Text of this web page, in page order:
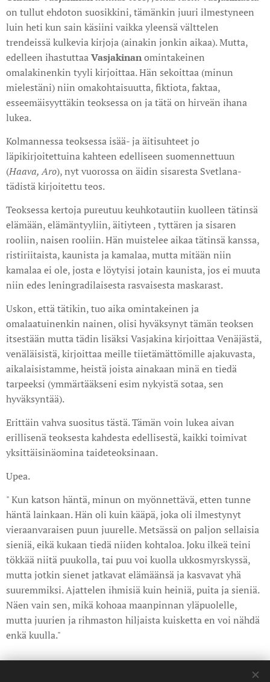
on tullut ehdoton suosikkini, tämänkin juuri ilmestyneen
luin heti kun sain käsiini vaikka yleensä välttelen
trendeissä kulkevia kirjoja (ainakin jonkin aikaa). Mutta,
edelleen ihastuttaaVasjakinanomintakeinen
omalakinenkin tyyli kirjoittaa. Hän sekoittaa (minun
mielestäni) niin omakohtaisuutta, fiktiota, faktaa,
esseemäisyyttäkin teoksessa on ja tätä on hirveän ihana
lukea.
Kolmannessa teoksessa isää- ja äitisuhteet jo
läpikirjoitettuina kahteen edelliseen suomennettuun
(Haava, Aro), nyt vuorossa on äidin sisaresta Svetlana-
tädistä kirjoitettu teos.
Teoksessa kertoja pureutuu keuhkotautiin kuolleen tätinsä
elämään, elämäntyyliin, äitiyteen , tyttären ja sisaren
rooliin, naisen rooliin. Hän muistelee aikaa tätinsä kanssa,
ristiriitaista, kaunista ja kamalaa, mutta mitään niin
kamalaa ei ole, josta e löytyisi jotain kaunista, jos ei muuta
niin edes leningradilaisesta rasvaisesta maskarast.
Uskon, että tätikin, tuo aika omintakeinen ja
omalaatuinenkin nainen, olisi hyväksynyt tämän teoksen
itsestään mutta tädin lisäksi Vasjakina kirjoittaa Venäjästä,
venäläisistä, kirjoittaa meille tiietämättömille ajakuvasta,
aikalaisistamme, heistä joista ainakaan minä en tiedä
tarpeeksi (ymmärtääkseni esim nykyistä sotaa, sen
hyväksyntää).
Erittäin vahva suositus tästä. Tämän voin lukea aivan
erillisenä teoksesta kahdesta edellisestä, kaikki toimivat
yksittäisinäomina taideteoksinaan.
Upea.
" Kun katson häntä, minun on myönnettävä, etten tunne
häntä lainkaan. Hän oli kuin kääpä, joka oli ilmestynyt
vieraan­varaisen puun juurelle. Metsässä on paljon sellaisia
sieniä, eikä kukaan tiedä niiden kohtaloa. Joku ilkeä teini
tökkää niitä puukolla, tai puu voi kuolla ukkosmyrskyssä,
mutta jotkin sienet jatkavat elämäänsä ja kasvavat yhä
suuremmiksi. Ajattelen ihmisiä kuin heiniä, puita ja sieniä.
Näen vain sen, mikä kohoaa maanpinnan yläpuolelle,
mutta juurien ja rihmaston hiljaista kuisketta en voi nähdä
enkä kuulla."